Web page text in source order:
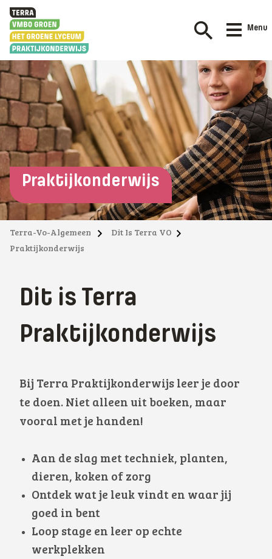
Menu
Praktijkonderwijs
Terra-Vo-Algemeen
Dit Is Terra VO
Praktijkonderwijs
Dit is Terra
Praktijkonderwijs
Bij Terra Praktijkonderwijs leer je door
te doen. Niet alleen uit boeken, maar
vooral met je handen!
Aan de slag met techniek, planten,
dieren, koken of zorg
Ontdek wat je leuk vindt en waar jij
goed in bent
Loop stage en leer op echte
werkplekken